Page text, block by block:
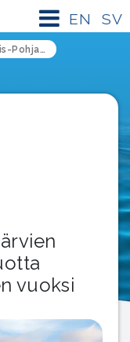
SV
EN
Pohjois-Pohjanmaan järvien happitilanne edellisvuotta parempi leudon talven vuoksi
vuoksi